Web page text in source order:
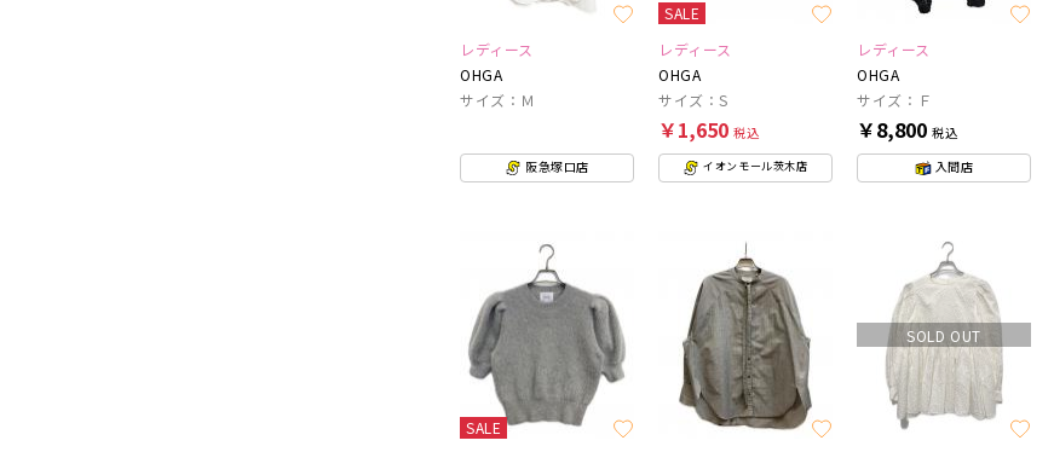
レディース
OHGA
サイズ：Ｍ
阪急塚口店
SALE
レディース
OHGA
サイズ：S
￥1,650 税込
イオンモール茨木店
レディース
OHGA
サイズ：Ｆ
￥8,800 税込
入間店
SALE
SOLD OUT